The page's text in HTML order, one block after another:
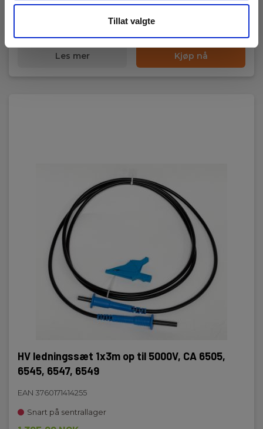
Tillat valgte
Les mer Kjøp nå
HV ledningssæt 1x3m op til 5000V, CA 6505,
6545, 6547, 6549
EAN 3760171414255
Snart på sentrallager